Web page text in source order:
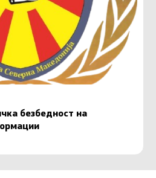
безбедност на